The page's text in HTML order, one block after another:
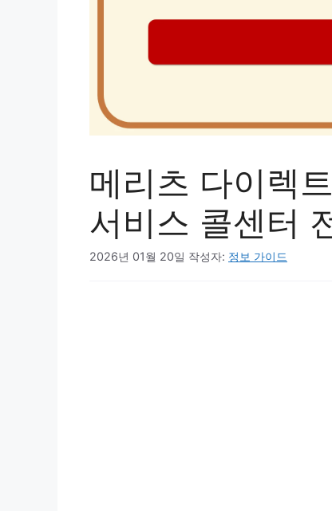
메리츠 다이렉
서비스 콜센터
2026년 01월 20일 작성자: 정보 가이드